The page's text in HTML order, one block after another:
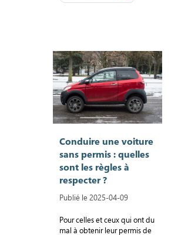
Conduire une voiture
sans permis : quelles
sont les règles à
respecter ?
Publié le 2025-04-09
Pour celles et ceux qui ont du
mal à obtenir leur permis de